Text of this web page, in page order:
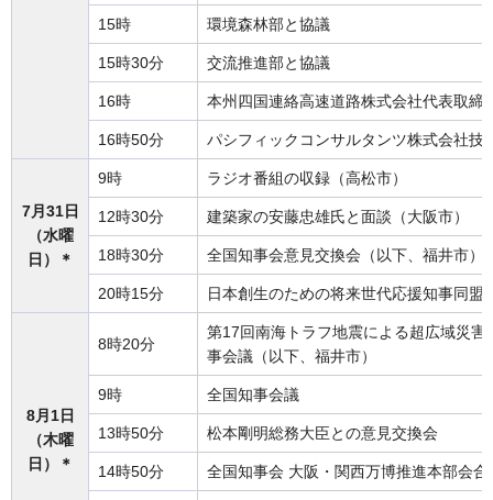
15時 環境森林部と協議
15時30分 交流推進部と協議
16時 本州四国連絡高速道路株式会社代表取締
16時50分 パシフィックコンサルタンツ株式会社技
7月31日
（水曜
日）＊
9時 ラジオ番組の収録（高松市）
12時30分 建築家の安藤忠雄氏と面談（大阪市）
18時30分 全国知事会意見交換会（以下、福井市）
20時15分 日本創生のための将来世代応援知事同盟
8月1日
（木曜
日）＊
8時20分
第17回南海トラフ地震による超広域災
事会議（以下、福井市）
9時 全国知事会議
13時50分 松本剛明総務大臣との意見交換会
14時50分 全国知事会 大阪・関西万博推進本部会合